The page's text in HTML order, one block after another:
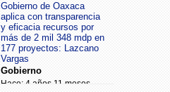
Gobierno de Oaxaca
aplica con transparencia
y eficacia recursos por
más de 2 mil 348 mdp en
177 proyectos: Lazcano
Vargas
Gobierno
Hace: 4 años 11 meses